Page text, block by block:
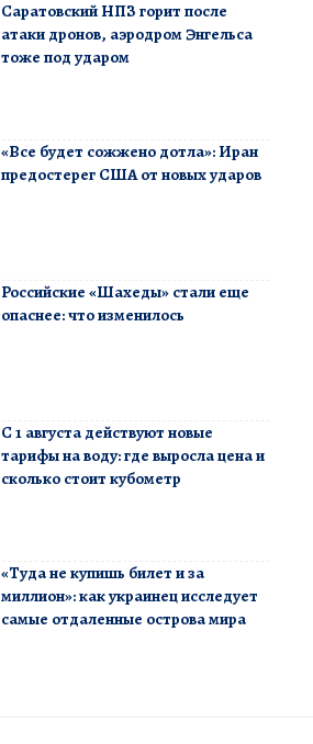
Саратовский НПЗ горит после
атаки дронов, аэродром Энгельса
тоже под ударом
«Все будет сожжено дотла»: Иран
предостерег США от новых ударов
Российские «Шахеды» стали еще
опаснее: что изменилось
С 1 августа действуют новые
тарифы на воду: где выросла цена и
сколько стоит кубометр
«Туда не купишь билет и за
миллион»: как украинец исследует
самые отдаленные острова мира